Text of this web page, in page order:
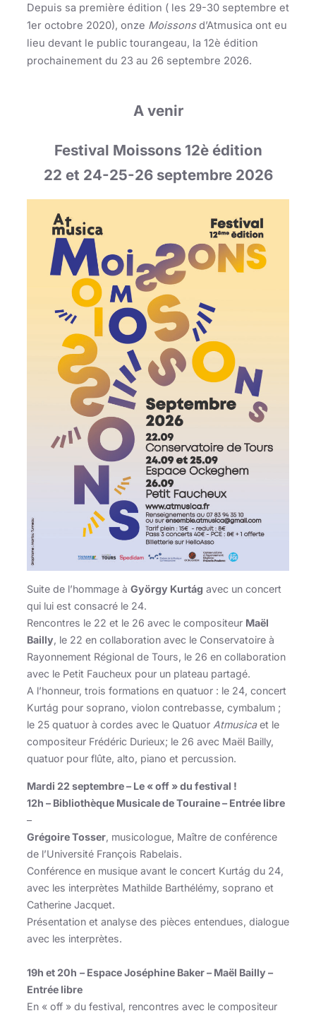
Depuis sa première édition ( les 29-30 septembre et
1er octobre 2020), onze Moissonsd’Atmusica ont eu
lieu devant le public tourangeau, la 12è édition
prochainement du 23 au 26 septembre 2026.
A venir
Festival Moissons 12è édition
22 et 24-25-26 septembre 2026
Suite de l’hommage à György Kurtág avec un concert
qui lui est consacré le 24.
Rencontres le 22 et le 26 avec le compositeur Maël
Bailly, le 22 en collaboration avec le Conservatoire à
Rayonnement Régional de Tours, le 26 en collaboration
avec le Petit Faucheux pour un plateau partagé.
A l’honneur, trois formations en quatuor : le 24, concert
Kurtág pour soprano, violon contrebasse, cymbalum ;
le 25 quatuor à cordes avec le Quatuor Atmusicaet le
compositeur Frédéric Durieux; le 26 avec Maël Bailly,
quatuor pour flûte, alto, piano et percussion.
Mardi 22 septembre – Le « off » du festival !
12h – Bibliothèque Musicale de Touraine – Entrée libre
–
Grégoire Tosser, musicologue, Maître de conférence
de l’Université François Rabelais.
Conférence en musique avant le concert Kurtág du 24,
avec les interprètes Mathilde Barthélémy, soprano et
Catherine Jacquet.
Présentation et analyse des pièces entendues, dialogue
avec les interprètes.
19h et 20h – Espace Joséphine Baker – Maël Bailly –
Entrée libre
En « off » du festival, rencontres avec le compositeur